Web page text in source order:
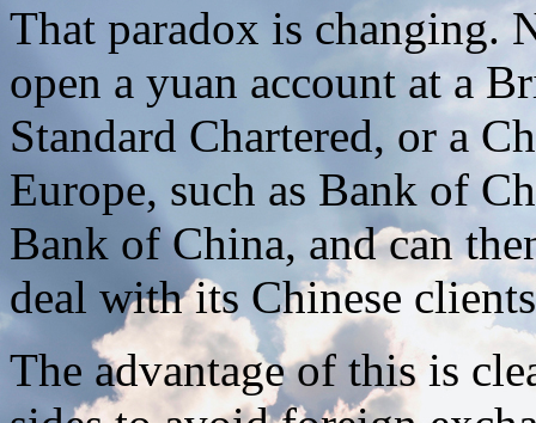
That paradox is changing.
open a yuan account at a
Standard Chartered, or a
Europe, such as Bank of
Bank of China, and can
deal with its Chinese
The advantage of this is